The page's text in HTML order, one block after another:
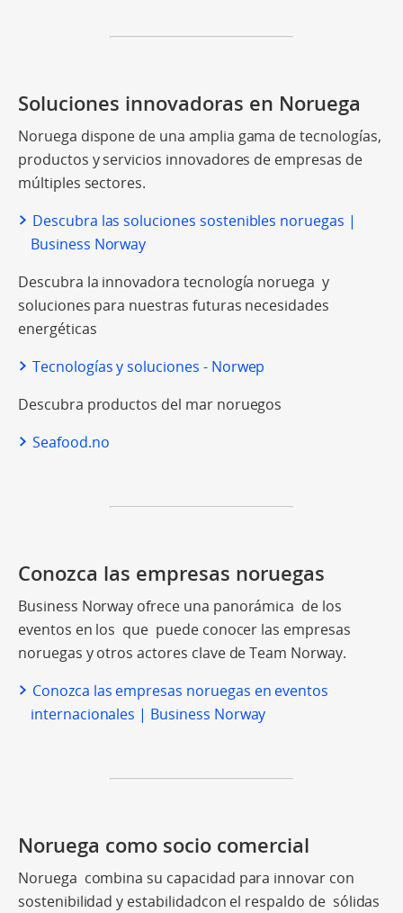
Soluciones innovadoras en Noruega
Noruega dispone de una amplia gama de tecnologías,
productos y servicios innovadores de empresas de
múltiples sectores.
Descubra las soluciones sostenibles noruegas |
Business Norway
Descubra la innovadora tecnología noruega y
soluciones para nuestras futuras necesidades
energéticas
Tecnologías y soluciones - Norwep
Descubra productos del mar noruegos
Seafood.no
Conozca las empresas noruegas
Business Norway ofrece una panorámica de los
eventos en los que puede conocer las empresas
noruegas y otros actores clave de Team Norway.
Conozca las empresas noruegas en eventos
internacionales | Business Norway
Noruega como socio comercial
Noruega combina su capacidad para innovar con
sostenibilidad y estabilidadcon el respaldo de sólidas